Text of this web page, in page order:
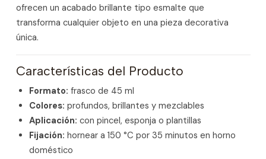
ofrecen un acabado brillante tipo esmalte que
transforma cualquier objeto en una pieza decorativa
única.
Características del Producto
Formato: frasco de 45 ml
Colores: profundos, brillantes y mezclables
Aplicación: con pincel, esponja o plantillas
Fijación: hornear a 150 °C por 35 minutos en horno
doméstico